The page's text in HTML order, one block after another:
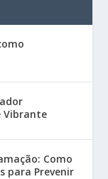
Vibrante
Como
para Prevenir